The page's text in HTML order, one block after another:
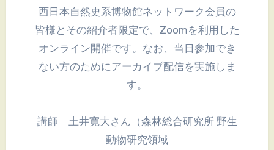
西日本自然史系博物館ネットワーク会員の
皆様とその紹介者限定で、Zoomを利用した
オンライン開催です。なお、当日参加でき
ない方のためにアーカイブ配信を実施しま
す。
講師 土井寛大さん（森林総合研究所 野生
動物研究領域